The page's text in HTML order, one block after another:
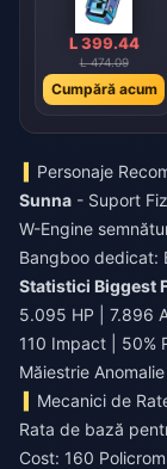
L 399.44
L 474.09
Cumpără acum
Personaje
Sunna - Suport
W-Engine
Bangboo dedicat:
Statistici Biggest
5.095 HP | 7.896
110 Impact | 50%
Măiestrie Anomalie
Mecanici de
Rata de bază
Cost: 160